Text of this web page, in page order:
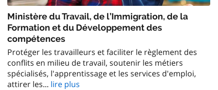
Ministère du Travail, de l’Immigration, de la
Formation et du Développement des
compétences
Protéger les travailleurs et faciliter le règlement des
conflits en milieu de travail, soutenir les métiers
spécialisés, l'apprentissage et les services d'emploi,
attirer les... lire plus